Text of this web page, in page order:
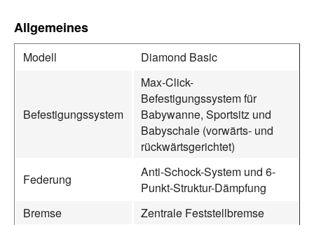
Allgemeines
Modell Diamond Basic
Befestigungssystem
Max-Click-
Befestigungssystem für
Babywanne, Sportsitz und
Babyschale (vorwärts- und
rückwärtsgerichtet)
Federung
Anti-Schock-System und 6-
Punkt-Struktur-Dämpfung
Bremse
Zentrale Feststellbremse